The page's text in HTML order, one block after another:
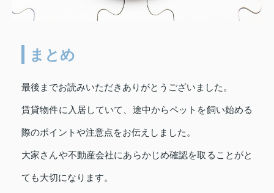
まとめ
最後までお読みいただきありがとうございました。
賃貸物件に入居していて、途中からペットを飼い始める
際のポイントや注意点をお伝えしました。
大家さんや不動産会社にあらかじめ確認を取ることがと
ても大切になります。